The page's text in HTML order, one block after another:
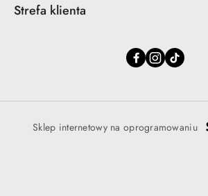
Strefa klienta
Sklep internetowy na oprogramowaniu